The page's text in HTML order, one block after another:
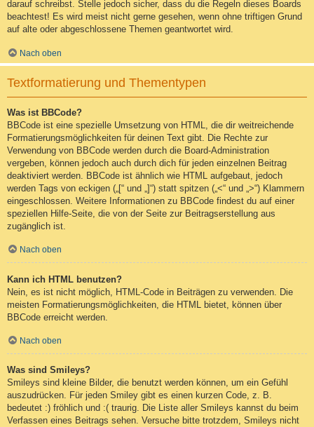
darauf schreibst. Stelle jedoch sicher, dass du die Regeln dieses Boards
beachtest! Es wird meist nicht gerne gesehen, wenn ohne triftigen Grund
auf alte oder abgeschlossene Themen geantwortet wird.
Nach oben
Textformatierung und Thementypen
Was ist BBCode?
BBCode ist eine spezielle Umsetzung von HTML, die dir weitreichende
Formatierungsmöglichkeiten für deinen Text gibt. Die Rechte zur
Verwendung von BBCode werden durch die Board-Administration
vergeben, können jedoch auch durch dich für jeden einzelnen Beitrag
deaktiviert werden. BBCode ist ähnlich wie HTML aufgebaut, jedoch
werden Tags von eckigen („[“ und „]“) statt spitzen („<“ und „>“) Klammern
eingeschlossen. Weitere Informationen zu BBCode findest du auf einer
speziellen Hilfe-Seite, die von der Seite zur Beitragserstellung aus
zugänglich ist.
Nach oben
Kann ich HTML benutzen?
Nein, es ist nicht möglich, HTML-Code in Beiträgen zu verwenden. Die
meisten Formatierungsmöglichkeiten, die HTML bietet, können über
BBCode erreicht werden.
Nach oben
Was sind Smileys?
Smileys sind kleine Bilder, die benutzt werden können, um ein Gefühl
auszudrücken. Für jeden Smiley gibt es einen kurzen Code, z. B.
bedeutet :) fröhlich und :( traurig. Die Liste aller Smileys kannst du beim
Verfassen eines Beitrags sehen. Versuche bitte trotzdem, Smileys nicht